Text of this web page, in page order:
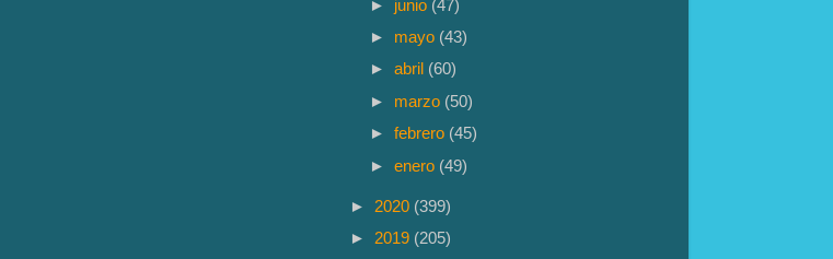
► junio (47)
► mayo (43)
►abril (60)
► marzo (50)
►febrero (45)
►enero (49)
► 2020 (399)
► 2019 (205)